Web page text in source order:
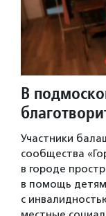
В
Участники
сообщества
в городе
в помощь
с